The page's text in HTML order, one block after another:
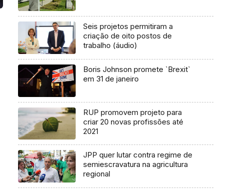
Seis projetos permitiram a
criação de oito postos de
trabalho (áudio)
Boris Johnson promete `Brexit`
em 31 de janeiro
RUP promovem projeto para
criar 20 novas profissões até
2021
JPP quer lutar contra regime de
semiescravatura na agricultura
regional